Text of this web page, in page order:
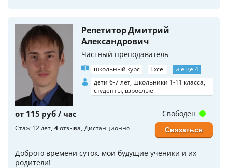
Репетитор Дмитрий
Александрович
Частный преподаватель
школьный курс Excel
и еще 4
дети 6-7 лет, школьники 1-11 класса,
студенты, взрослые
от 115 руб / час
Стаж 12 лет 4отзыва Дистанционно
Доброго времени суток, мои будущие ученики и их
родители!
Свободен
Связаться